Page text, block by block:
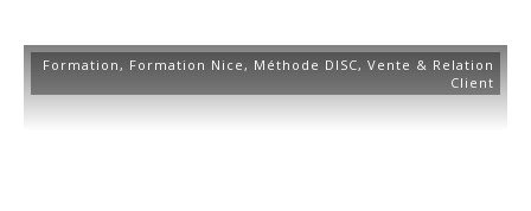
Formation, Formation Nice, Méthode DISC, Vente & Relation
Client